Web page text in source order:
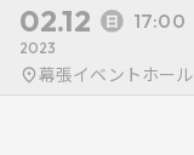
02.12 17:00
2023
幕張イベントホール